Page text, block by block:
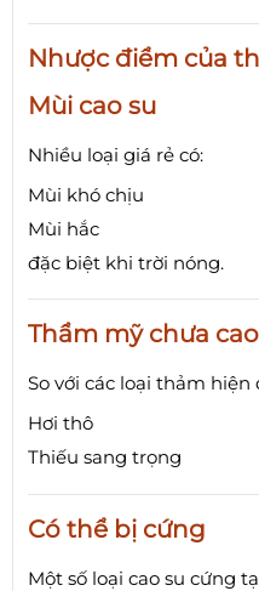
Nhược điểm của
Mùi cao su
Nhiều loại giá rẻ có:
Mùi khó chịu
Mùi hắc
đặc biệt khi trời nóng.
Thẩm mỹ chưa cao
So với các loại thảm hiện
Hơi thô
Thiếu sang trọng
Có thể bị cứng
Một số loại cao su cứng